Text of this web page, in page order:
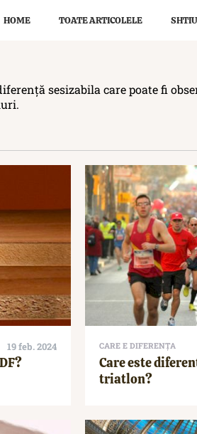
HOME TOATE ARTICOLELE
sesizabila care poate fi
19 feb. 2024 CARE E DIFERENȚA
Care este
triatlon?